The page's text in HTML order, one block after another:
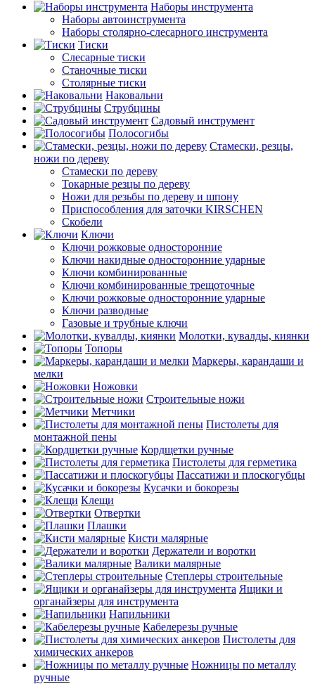
Наборы инструмента
Наборы автоинструмента
Наборы столярно-слесарного инструмента
Тиски
Слесарные тиски
Станочные тиски
Столярные тиски
Наковальни
Струбцины
Садовый инструмент
Полосогибы
Стамески, резцы,
ножи по дереву
Стамески по дереву
Токарные резцы по дереву
Ножи для резьбы по дереву и шпону
Приспособления для заточки KIRSCHEN
Скобели
Ключи
Ключи рожковые односторонние
Ключи накидные односторонние ударные
Ключи комбинированные
Ключи комбинированные трещоточные
Ключи рожковые односторонние ударные
Ключи разводные
Газовые и трубные ключи
Молотки, кувалды, киянки
Топоры
Маркеры, карандаши и
мелки
Ножовки
Строительные ножи
Метчики
Пистолеты для
монтажной пены
Кордщетки ручные
Пистолеты для герметика
Пассатижи и плоскогубцы
Кусачки и бокорезы
Клещи
Отвертки
Плашки
Кисти малярные
Держатели и воротки
Валики малярные
Степлеры строительные
Ящики и
органайзеры для инструмента
Напильники
Кабелерезы ручные
Пистолеты для
химических анкеров
Ножницы по металлу
ручные